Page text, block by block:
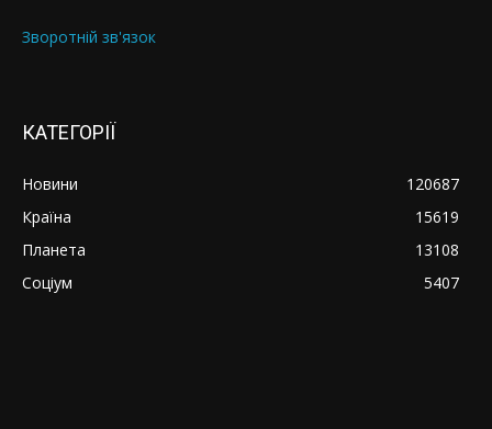
Зворотній зв'язок
КАТЕГОРІЇ
Новини
120687
Країна
15619
Планета
13108
Соціум
5407